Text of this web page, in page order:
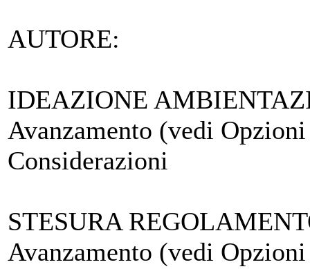
AUTORE:
IDEAZIONE
Avanzamento (vedi
Considerazioni
STESURA
Avanzamento (vedi